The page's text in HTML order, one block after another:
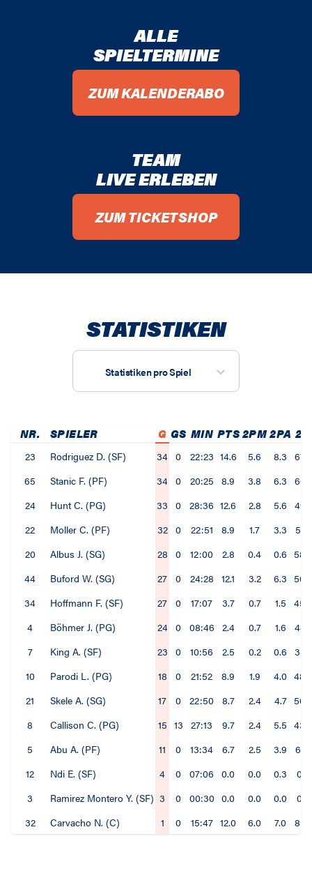
ALLE
SPIELTERMINE
ZUM KALENDERABO
TEAM
LIVE ERLEBEN
ZUM TICKETSHOP
STATISTIKEN
Statistiken pro Spiel
NR. SPIELER G GS MIN PTS2PM2PA
23 Rodriguez D. (SF) 34 0 22:23 14.6 5.6 8.3
65
Stanic F. (PF) 34 0 20:25 8.9 3.8 6.3
24
Hunt C. (PG) 33 0 28:36 12.6 2.8 5.6
22
Moller C. (PF) 32 0 22:51 8.9 1.7 3.3
20
Albus J. (SG) 28 0 12:00 2.8 0.4 0.6
44
Buford W. (SG) 27 0 24:28 12.1 3.2 6.3
34
Hoffmann F. (SF) 27 0 17:07 3.7 0.7 1.5
4
Böhmer J. (PG) 24 0 08:46 2.4 0.7 1.6
7
King A. (SF) 23 0 10:56 2.5 0.2 0.6
10
Parodi L. (PG) 18 0 21:52 8.9 1.9 4.0
21
Skele A. (SG) 17 0 22:50 8.7 2.4 4.7
8
Callison C. (PG) 15 13 27:13 9.7 2.4 5.5
5
Abu A. (PF) 11 0 13:34 6.7 2.5 3.9
12
Ndi E. (SF) 4 0 07:06 0.0 0.0 0.3
3
Ramirez Montero Y. (SF) 3 0 00:30 0.0 0.0 0.0
32
Carvacho N. (C) 1 0 15:47 12.0 6.0 7.0